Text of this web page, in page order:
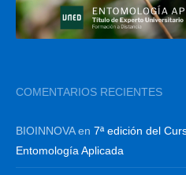
COMENTARIOS RECIENTES
BIOINNOVAen 7ª edición del
Entomología Aplicada